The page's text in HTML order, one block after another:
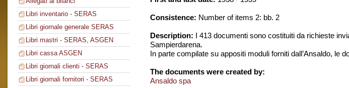
Libri inventario - SERAS
Libri giornale generale SERAS
Libri mastri - SERAS, ASGEN
Libri cassa ASGEN
Libri giornali clienti - SERAS
Libri giornali fornitori - SERAS
Consistence: Number of items 2: bb. 2
Description: I 413 documenti sono costituiti da richieste
Sampierdarena.
In parte compilate su appositi moduli forniti dall’Ansaldo, le
The documents were created by:
Ansaldo spa